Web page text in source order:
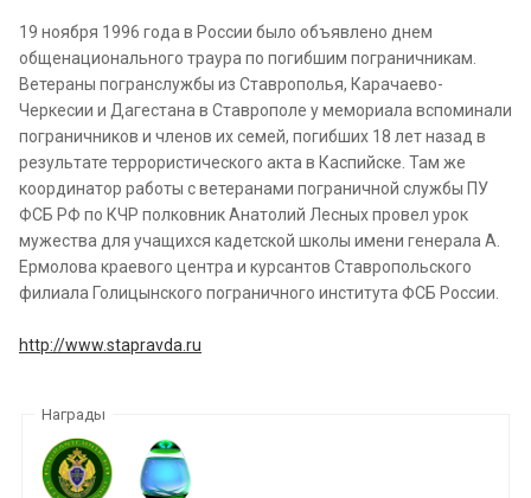
19 ноября 1996 года в России было объявлено днем
общенационального траура по погибшим пограничникам.
Ветераны погранслужбы из Ставрополья, Карачаево-
Черкесии и Дагестана в Ставрополе у мемориала вспоминали
пограничников и членов их семей, погибших 18 лет назад в
результате террористического акта в Каспийске. Там же
координатор работы с ветеранами пограничной службы ПУ
ФСБ РФ по КЧР полковник Анатолий Лесных провел урок
мужества для учащихся кадетской школы имени генерала А.
Ермолова краевого центра и курсантов Ставропольского
филиала Голицынского пограничного института ФСБ России.
http://www.stapravda.ru
Награды